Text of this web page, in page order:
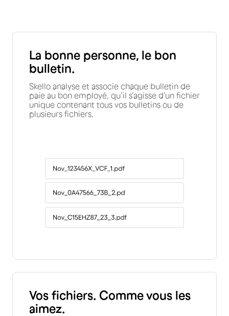
La bonne personne, le bon
bulletin.
Skello analyse et associe chaque bulletin de
paie au bon employé, qu’il s’agisse d’un fichier
unique contenant tous vos bulletins ou de
plusieurs fichiers.
Vos fichiers. Comme vous les
aimez.